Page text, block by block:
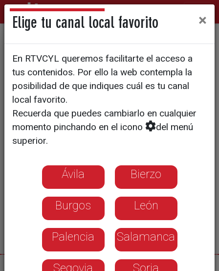
La Asociación Berciana de
Agricultores pide sistemas
antigranizo
Elige tu canal local favorito ×
En RTVCYL queremos facilitarte el acceso a
tus contenidos. Por ello la web contempla la
posibilidad de que indiques cuál es tu canal
local favorito.
Recuerda que puedes cambiarlo en cualquier
momento pinchando en el icono
del menú
superior.
Ávila Bierzo
Burgos León
Palencia Salamanca
Segovia Soria